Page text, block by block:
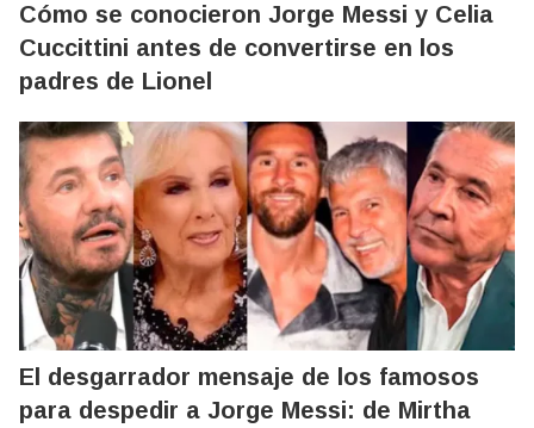
Cómo se conocieron Jorge Messi y Celia
Cuccittini antes de convertirse en los
padres de Lionel
El desgarrador mensaje de los famosos
para despedir a Jorge Messi: de Mirtha